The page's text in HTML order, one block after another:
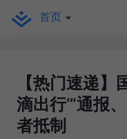
首页
【热门速递】
滴出行‘”通报
者抵制